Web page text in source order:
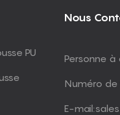
PU
Nous
Personne à
Numéro de
E-mail: